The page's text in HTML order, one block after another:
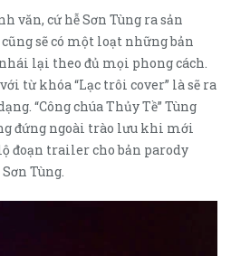
văn, cứ hễ Sơn Tùng ra sản
sẽ có một loạt những bản
lại theo đủ mọi phong cách.
từ khóa “Lạc trôi cover” là sẽ ra
“Công chúa Thủy Tề” Tùng
đứng ngoài trào lưu khi mới
đoạn trailer cho bản parody
Tùng.